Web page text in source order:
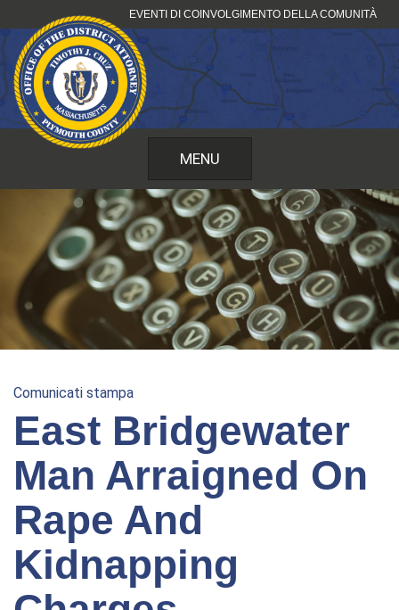
al
contenuto
EVENTI DI COINVOLGIMENTO DELLA COMUNITÀ
MENU
Comunicati stampa
East Bridgewater
Man Arraigned On
Rape And
Kidnapping